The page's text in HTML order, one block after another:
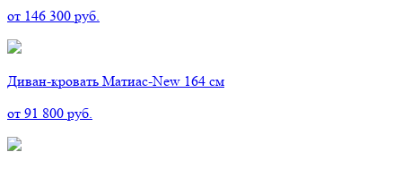
от 146 300 руб.
Диван-кровать Матиас-New 164 см
от 91 800 руб.